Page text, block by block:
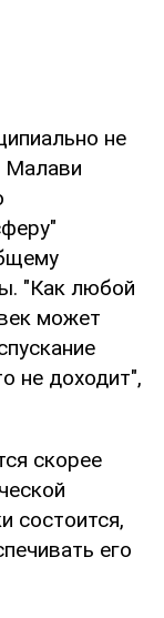
не
Малави
"Как любой
может
не доходит",
скорее
состоится,
его